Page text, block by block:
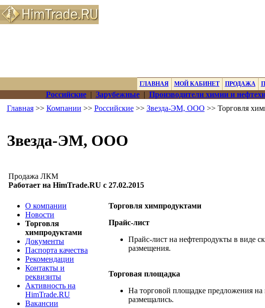
ГЛАВНАЯ МОЙ КАБИНЕТ ПРОДАЖА
Российские| Зарубежные| Производители химии и
Главная>> Компании >> Российские>> Звезда-ЭМ, ООО >> Торговля
Звезда-ЭМ, ООО
Продажа ЛКМ
Работает на HimTrade.RU с 27.02.2015
О компании
Новости
Торговля
химпродуктами
Документы
Паспорта качества
Рекомендации
Контакты и
реквизиты
Активность на
HimTrade.RU
Вакансии
Торговля химпродуктами
Прайс-лист
Прайс-лист на нефтепродукты в виде
размещения.
Торговая площадка
На торговой площадке предложения
размещались.